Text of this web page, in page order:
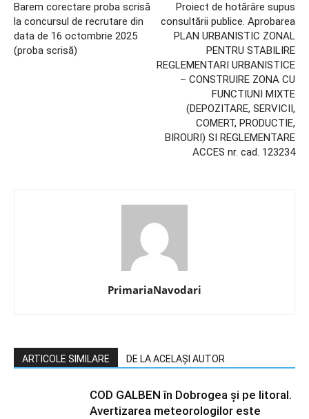
Barem corectare proba scrisă
la concursul de recrutare din
data de 16 octombrie 2025
(proba scrisă)
Proiect de hotărâre supus
consultării publice. Aprobarea
PLAN URBANISTIC ZONAL
PENTRU STABILIRE
REGLEMENTARI URBANISTICE
– CONSTRUIRE ZONA CU
FUNCTIUNI MIXTE
(DEPOZITARE, SERVICII,
COMERT, PRODUCTIE,
BIROURI) SI REGLEMENTARE
ACCES nr. cad. 123234
PrimariaNavodari
ARTICOLE SIMILARE DE LA ACELAȘI AUTOR
COD GALBEN în Dobrogea și pe litoral.
Avertizarea meteorologilor este